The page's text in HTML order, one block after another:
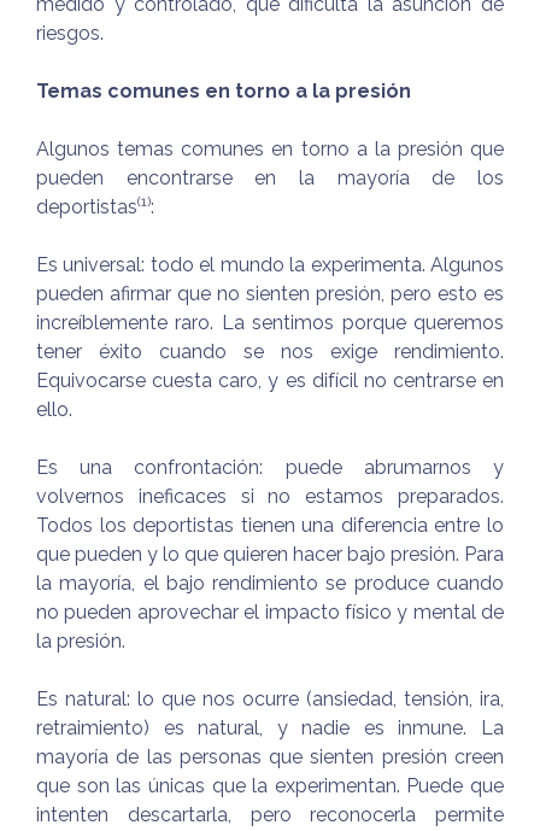
riesgos.
Temas comunes en torno a la presión
Algunos temas comunes en torno a la presión que
pueden encontrarse en la mayoría de los
deportistas(1):
Es universal: todo el mundo la experimenta. Algunos
pueden afirmar que no sienten presión, pero esto es
increíblemente raro. La sentimos porque queremos
tener éxito cuando se nos exige rendimiento.
Equivocarse cuesta caro, y es difícil no centrarse en
ello.
Es una confrontación: puede abrumarnos y
volvernos ineficaces si no estamos preparados.
Todos los deportistas tienen una diferencia entre lo
que pueden y lo que quieren hacer bajo presión. Para
la mayoría, el bajo rendimiento se produce cuando
no pueden aprovechar el impacto físico y mental de
la presión.
Es natural: lo que nos ocurre (ansiedad, tensión, ira,
retraimiento) es natural, y nadie es inmune. La
mayoría de las personas que sienten presión creen
que son las únicas que la experimentan. Puede que
intenten descartarla, pero reconocerla permite